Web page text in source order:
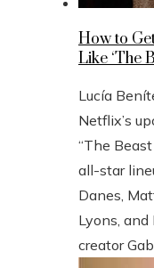
How to
Like ‘The
Lucía
Netflix’s
“The
all-star
Danes,
Lyons,
creator